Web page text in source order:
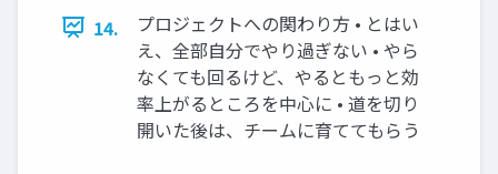
14.
プロジェクトへの関わり方 • とはい
え、全部自分でやり過ぎない • やら
なくても回るけど、やるともっと効
率上がるところを中心に • 道を切り
開いた後は、チームに育ててもらう